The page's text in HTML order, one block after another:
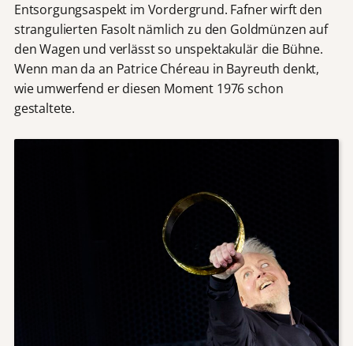
Entsorgungsaspekt im Vordergrund. Fafner wirft den
strangulierten Fasolt nämlich zu den Goldmünzen auf
den Wagen und verlässt so unspektakulär die Bühne.
Wenn man da an Patrice Chéreau in Bayreuth denkt,
wie umwerfend er diesen Moment 1976 schon
gestaltete.